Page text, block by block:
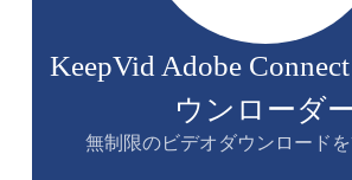
KeepVid Adob​​e
ウンローダ
無制限のビデオダウンロード